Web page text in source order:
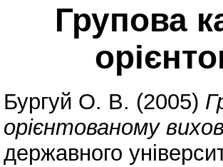
Групова
Бургуй О. В. (2005)
орієнтованому
державного